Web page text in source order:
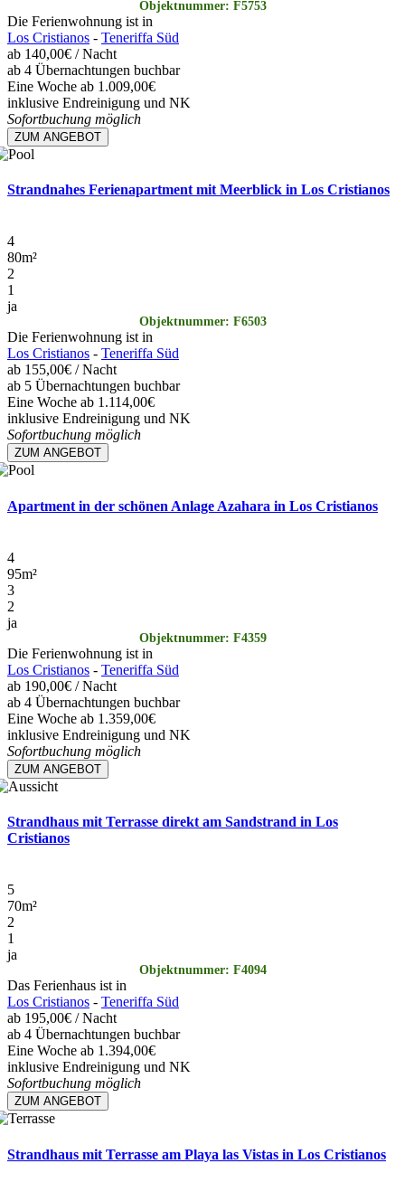
Objektnummer: F5753
Die Ferienwohnung ist in
Los Cristianos - Teneriffa Süd
ab 140,00€ / Nacht
ab 4 Übernachtungen buchbar
Eine Woche ab 1.009,00€
inklusive Endreinigung und NK
Sofortbuchung möglich
ZUM ANGEBOT
Strandnahes Ferienapartment mit Meerblick in Los Cristianos
4
80m²
2
1
ja
Objektnummer: F6503
Die Ferienwohnung ist in
Los Cristianos - Teneriffa Süd
ab 155,00€ / Nacht
ab 5 Übernachtungen buchbar
Eine Woche ab 1.114,00€
inklusive Endreinigung und NK
Sofortbuchung möglich
ZUM ANGEBOT
Apartment in der schönen Anlage Azahara in Los Cristianos
4
95m²
3
2
ja
Objektnummer: F4359
Die Ferienwohnung ist in
Los Cristianos - Teneriffa Süd
ab 190,00€ / Nacht
ab 4 Übernachtungen buchbar
Eine Woche ab 1.359,00€
inklusive Endreinigung und NK
Sofortbuchung möglich
ZUM ANGEBOT
Strandhaus mit Terrasse direkt am Sandstrand in Los
Cristianos
5
70m²
2
1
ja
Objektnummer: F4094
Das Ferienhaus ist in
Los Cristianos - Teneriffa Süd
ab 195,00€ / Nacht
ab 4 Übernachtungen buchbar
Eine Woche ab 1.394,00€
inklusive Endreinigung und NK
Sofortbuchung möglich
ZUM ANGEBOT
Strandhaus mit Terrasse am Playa las Vistas in Los Cristianos